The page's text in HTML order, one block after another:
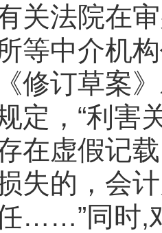
关法院在
等中介机
订草案》
定， “利害
在虚假记
失的，会
……”同时,